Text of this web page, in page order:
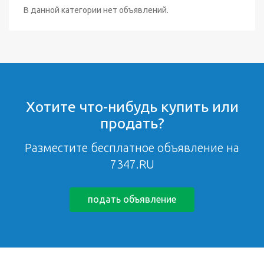
В данной категории нет объявлений.
Хотите что-нибудь купить или
продать?
Разместите бесплатное объявление на
7347.RU
подать объявление